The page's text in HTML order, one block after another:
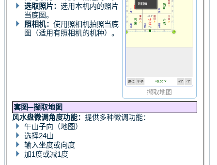
撷取地图
选取照片：选用本机内的照片
当底图。
照相机：使用照相机拍照当底
图（适用有照相机的机种）。
套图─撷取地图
风水盘微调角度功能：提供多种微调功能：
午山子向（地图）
选择24山
输入坐度或向度
加1度或减1度